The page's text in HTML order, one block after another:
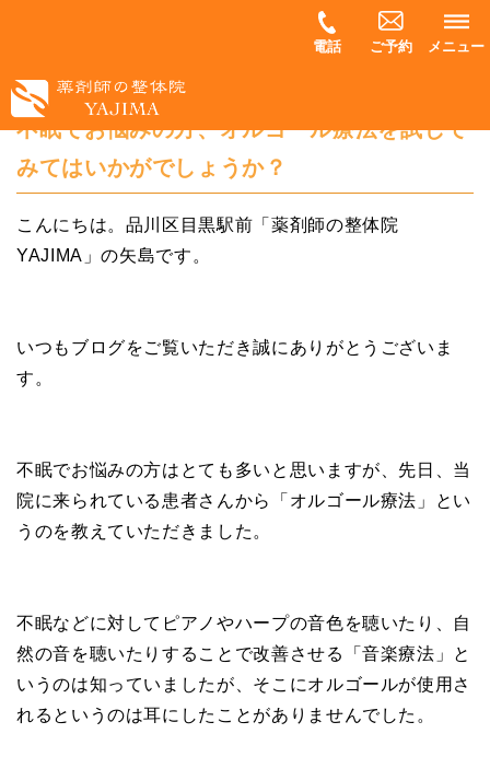
電話 ご予約 メニュー
不眠でお悩みの方、オルゴール療法を試して
みてはいかがでしょうか？
こんにちは。品川区目黒駅前「薬剤師の整体院
YAJIMA」の矢島です。
いつもブログをご覧いただき誠にありがとうございま
す。
不眠でお悩みの方はとても多いと思いますが、先日、当
院に来られている患者さんから「オルゴール療法」とい
うのを教えていただきました。
不眠などに対してピアノやハープの音色を聴いたり、自
然の音を聴いたりすることで改善させる「音楽療法」と
いうのは知っていましたが、そこにオルゴールが使用さ
れるというのは耳にしたことがありませんでした。